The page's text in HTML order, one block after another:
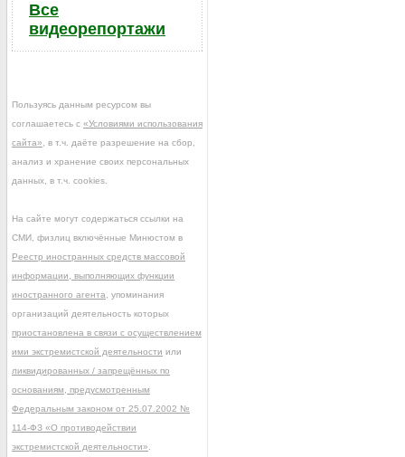
Все
видеорепортажи
Пользуясь данным ресурсом вы
соглашаетесь с «Условиями использования
сайта» , в т.ч. даёте разрешение на сбор,
анализ и хранение своих персональных
данных, в т.ч. cookies.
На сайте могут содержаться ссылки на
СМИ, физлиц включённые Минюстом в
Реестр иностранных средств массовой
информации, выполняющих функции
иностранного агента , упоминания
организаций деятельность которых
приостановлена в связи с осуществлением
ими экстремистской деятельности или
ликвидированных / запрещённых по
основаниям, предусмотренным
Федеральным законом от 25.07.2002 №
114-ФЗ «О противодействии
экстремистской деятельности»